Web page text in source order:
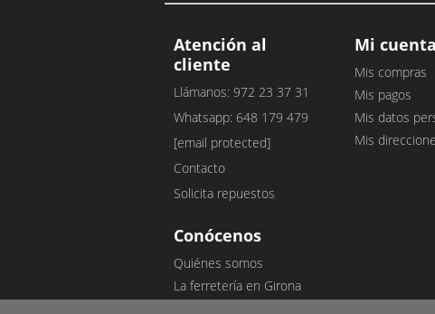
Atención al
cliente
Llámanos: 972 23 37 31
Whatsapp: 648 179 479
[email protected]
Contacto
Solicita repuestos
Conócenos
Quiénes somos
La ferretería en Girona
Mi cuenta
Mis compras
Mis pagos
Mis datos
Mis